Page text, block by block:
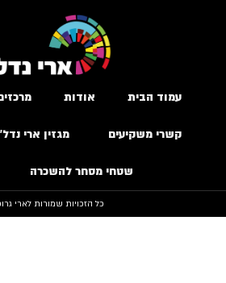
עמוד הבית אודות מרכזים
קשרי משקיעים מגזין ארי נדל״ן
שטחי מסחר להשכרה
כל הזכויות שמורות לארי גרופ ©